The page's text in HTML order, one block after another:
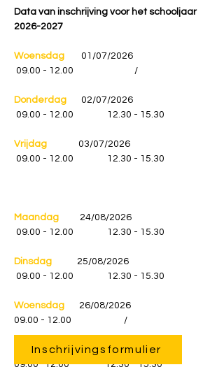
Data van inschrijving voor het schooljaar
2026-2027
Woensdag
01/07/2026
09.00 - 12.00 /
Donderdag
02/07/2026
09.00 - 12.00
12.30 - 15.30
Vrijdag
03/07/2026
09.00 - 12.00
12.30 - 15.30
Maandag
24/08/2026
09.00 - 12.00
12.30 - 15.30
Dinsdag
25/08/2026
09.00 - 12.00
12.30 - 15.30
Woensdag 26/08/2026
09.00 - 12.00 /
Donderdag
27/08/2026
09.00- 12.00
12.30 - 15.30
Inschrijvingsformulier